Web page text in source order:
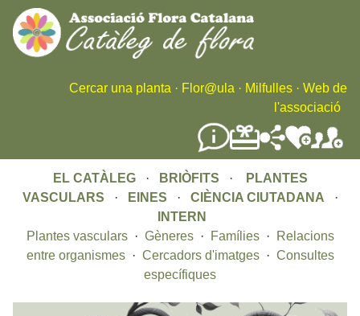
Skip
to
main
content
Cercar una planta · Flor@ula · Milfulles · Web de
l'associació
EL CATÀLEG· BRIÒFITS ·
PLANTES
VASCULARS · EINES · CIÈNCIA CIUTADANA ·
INTERN
Plantes vasculars· Gèneres· Famílies·
Relacions
entre organismes· Cercadors d'imatges· Consultes
específiques